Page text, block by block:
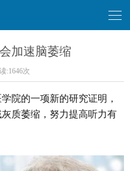
加速脑萎缩
:1646次
院的一项新的研究证明，
质萎缩，努力提高听力有